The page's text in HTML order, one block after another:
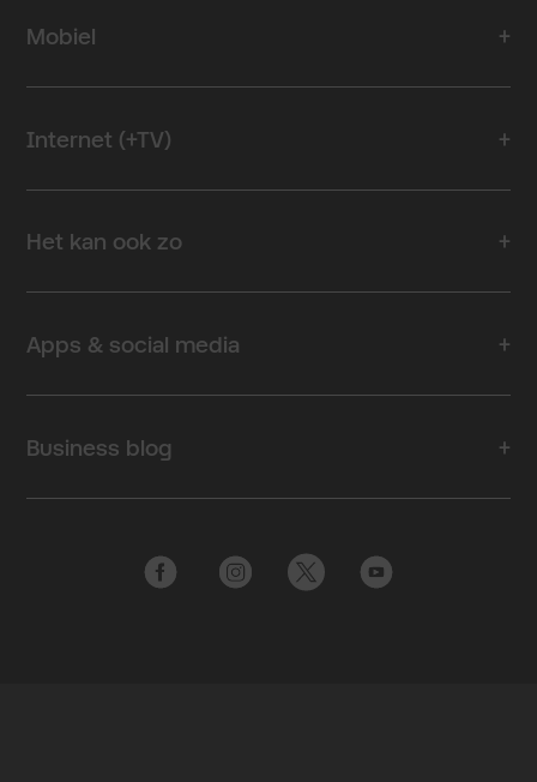
Mobiel
Internet (+TV)
Het kan ook zo
Apps & social media
Business blog